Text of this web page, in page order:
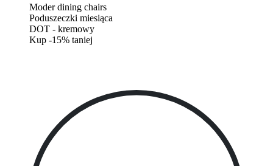
Moder dining chairs
Poduszeczki miesiąca
DOT - kremowy
Kup -15% taniej